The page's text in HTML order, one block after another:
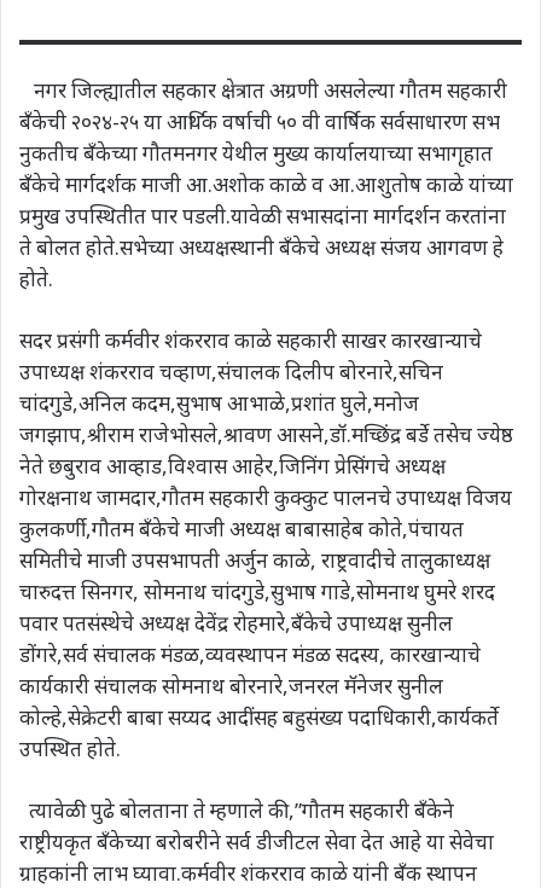
नगर जिल्ह्यातील सहकार क्षेत्रात अग्रणी असलेल्या गौतम सहकारी
बँकेची २०२४-२५ या आर्थिक वर्षाची ५० वी वार्षिक सर्वसाधारण सभ
नुकतीच बँकेच्या गौतमनगर येथील मुख्य कार्यालयाच्या सभागृहात
बँकेचे मार्गदर्शक माजी आ.अशोक काळे व आ.आशुतोष काळे यांच्या
प्रमुख उपस्थितीत पार पडली.यावेळी सभासदांना मार्गदर्शन करतांना
ते बोलत होते.सभेच्या अध्यक्षस्थानी बँकेचे अध्यक्ष संजय आगवण हे
होते.
सदर प्रसंगी कर्मवीर शंकरराव काळे सहकारी साखर कारखान्याचे
उपाध्यक्ष शंकरराव चव्हाण,संचालक दिलीप बोरनारे,सचिन
चांदगुडे,अनिल कदम,सुभाष आभाळे,प्रशांत घुले,मनोज
जगझाप,श्रीराम राजेभोसले,श्रावण आसने,डॉ.मच्छिंद्र बर्डे तसेच ज्येष्ठ
नेते छबुराव आव्हाड,विश्वास आहेर,जिनिंग प्रेसिंगचे अध्यक्ष
गोरक्षनाथ जामदार,गौतम सहकारी कुक्कुट पालनचे उपाध्यक्ष विजय
कुलकर्णी,गौतम बँकेचे माजी अध्यक्ष बाबासाहेब कोते,पंचायत
समितीचे माजी उपसभापती अर्जुन काळे, राष्ट्रवादीचे तालुकाध्यक्ष
चारुदत्त सिनगर, सोमनाथ चांदगुडे,सुभाष गाडे,सोमनाथ घुमरे शरद
पवार पतसंस्थेचे अध्यक्ष देवेंद्र रोहमारे,बँकेचे उपाध्यक्ष सुनील
डोंगरे,सर्व संचालक मंडळ,व्यवस्थापन मंडळ सदस्य, कारखान्याचे
कार्यकारी संचालक सोमनाथ बोरनारे,जनरल मॅनेजर सुनील
कोल्हे,सेक्रेटरी बाबा सय्यद आदींसह बहुसंख्य पदाधिकारी,कार्यकर्ते
उपस्थित होते.
त्यावेळी पुढे बोलताना ते म्हणाले की,”गौतम सहकारी बँकेने
राष्ट्रीयकृत बँकेच्या बरोबरीने सर्व डीजीटल सेवा देत आहे या सेवेचा
ग्राहकांनी लाभ घ्यावा.कर्मवीर शंकरराव काळे यांनी बँक स्थापन